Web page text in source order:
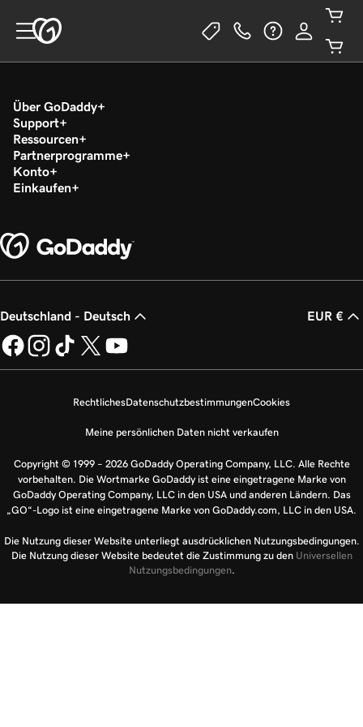
Über GoDaddy
Support
Ressourcen
Partnerprogramme
Konto
Einkaufen
Deutschland - Deutsch EUR €
RechtlichesDatenschutzbestimmungenCookies
Meine persönlichen Daten nicht verkaufen
Copyright © 1999 – 2026 GoDaddy Operating Company, LLC. Alle Rechte
vorbehalten. Die Wortmarke GoDaddy ist eine eingetragene Marke von
GoDaddy Operating Company, LLC in den USA und anderen Ländern. Das
„GO“-Logo ist eine eingetragene Marke von GoDaddy.com, LLC in den USA.
Die Nutzung dieser Website unterliegt ausdrücklichen Nutzungsbedingungen.
Die Nutzung dieser Website bedeutet die Zustimmung zu den Universellen
Nutzungsbedingungen.